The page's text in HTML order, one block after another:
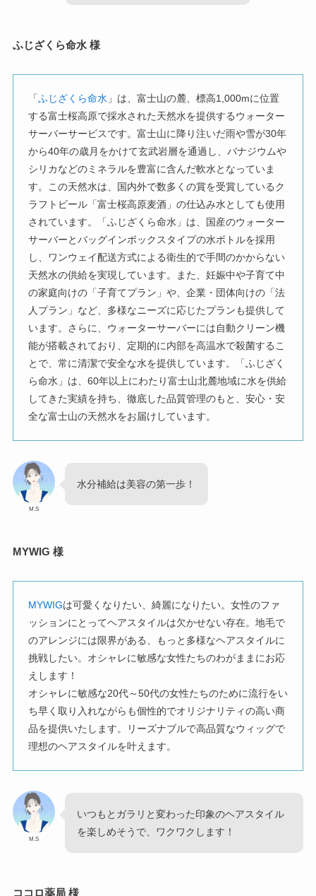
ふじざくら命水 様
「ふじざくら命水 」は、富士山の麓、標高1,000mに位置
する富士桜高原で採水された天然水を提供するウォーター
サーバーサービスです。富士山に降り注いだ雨や雪が30年
から40年の歳月をかけて玄武岩層を通過し、バナジウムや
シリカなどのミネラルを豊富に含んだ軟水となっていま
す。この天然水は、国内外で数多くの賞を受賞しているク
ラフトビール「富士桜高原麦酒」の仕込み水としても使用
されています。「ふじざくら命水」は、国産のウォーター
サーバーとバッグインボックスタイプの水ボトルを採用
し、ワンウェイ配送方式による衛生的で手間のかからない
天然水の供給を実現しています。また、妊娠中や子育て中
の家庭向けの「子育てプラン」や、企業・団体向けの「法
人プラン」など、多様なニーズに応じたプランも提供して
います。さらに、ウォーターサーバーには自動クリーン機
能が搭載されており、定期的に内部を高温水で殺菌するこ
とで、常に清潔で安全な水を提供しています。「ふじざく
ら命水」は、60年以上にわたり富士山北麓地域に水を供給
してきた実績を持ち、徹底した品質管理のもと、安心・安
全な富士山の天然水をお届けしています。
M.S
水分補給は美容の第一歩！
MYWIG 様
MYWIGは可愛くなりたい、綺麗になりたい。女性のファ
ッションにとってヘアスタイルは欠かせない存在。地毛で
のアレンジには限界がある、もっと多様なヘアスタイルに
挑戦したい。オシャレに敏感な女性たちのわがままにお応
えします！
オシャレに敏感な20代～50代の女性たちのために流行をい
ち早く取り入れながらも個性的でオリジナリティの高い商
品を提供いたします。リーズナブルで高品質なウィッグで
理想のヘアスタイルを叶えます。
M.S
いつもとガラリと変わった印象のヘアスタイル
を楽しめそうで、ワクワクします！
ココロ薬局 様